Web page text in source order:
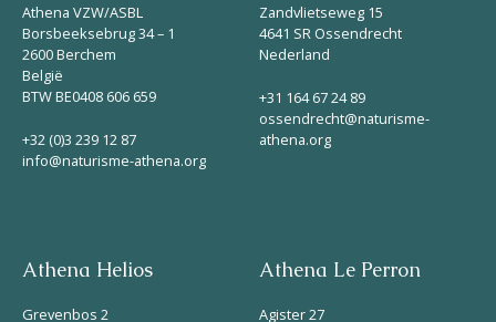
Athena VZW/ASBL
Borsbeeksebrug 34 – 1
2600 Berchem
België
BTW BE0408 606 659
+32 (0)3 239 12 87
info@naturisme-athena.org
Zandvlietseweg 15
4641 SR Ossendrecht
Nederland
+31 164 67 24 89
ossendrecht@naturisme-
athena.org
Athena Helios
Grevenbos 2
Athena Le Perron
Agister 27